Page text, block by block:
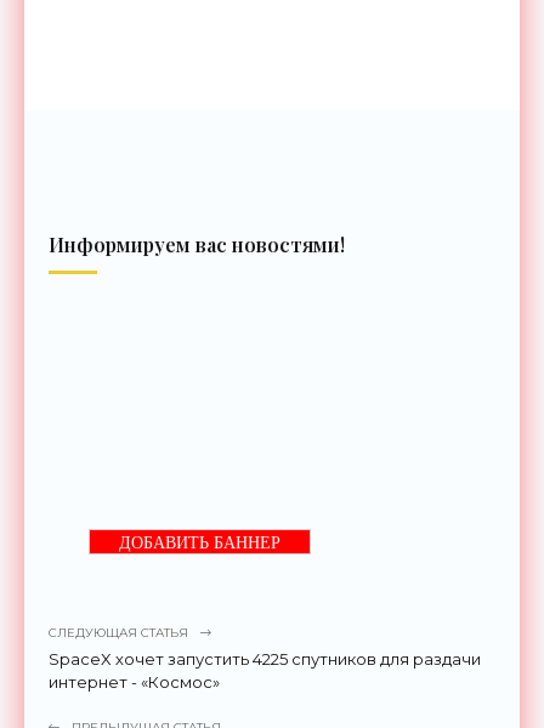
Информируем вас новостями!
ДОБАВИТЬ БАННЕР
СЛЕДУЮЩАЯ СТАТЬЯ
SpaceX хочет запустить 4225 спутников для раздачи
интернет - «Космос»